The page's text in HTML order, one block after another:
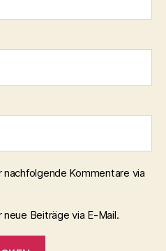
Kommentare via
Beiträge via E-Mail.